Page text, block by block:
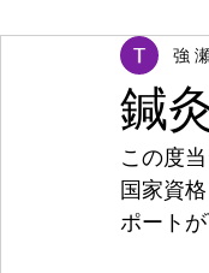
鍼
強
この度
国家資
ポートが